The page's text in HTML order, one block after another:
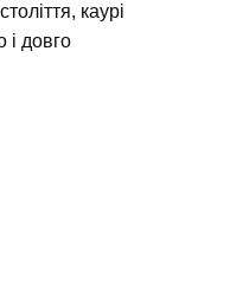
каурі
і довго